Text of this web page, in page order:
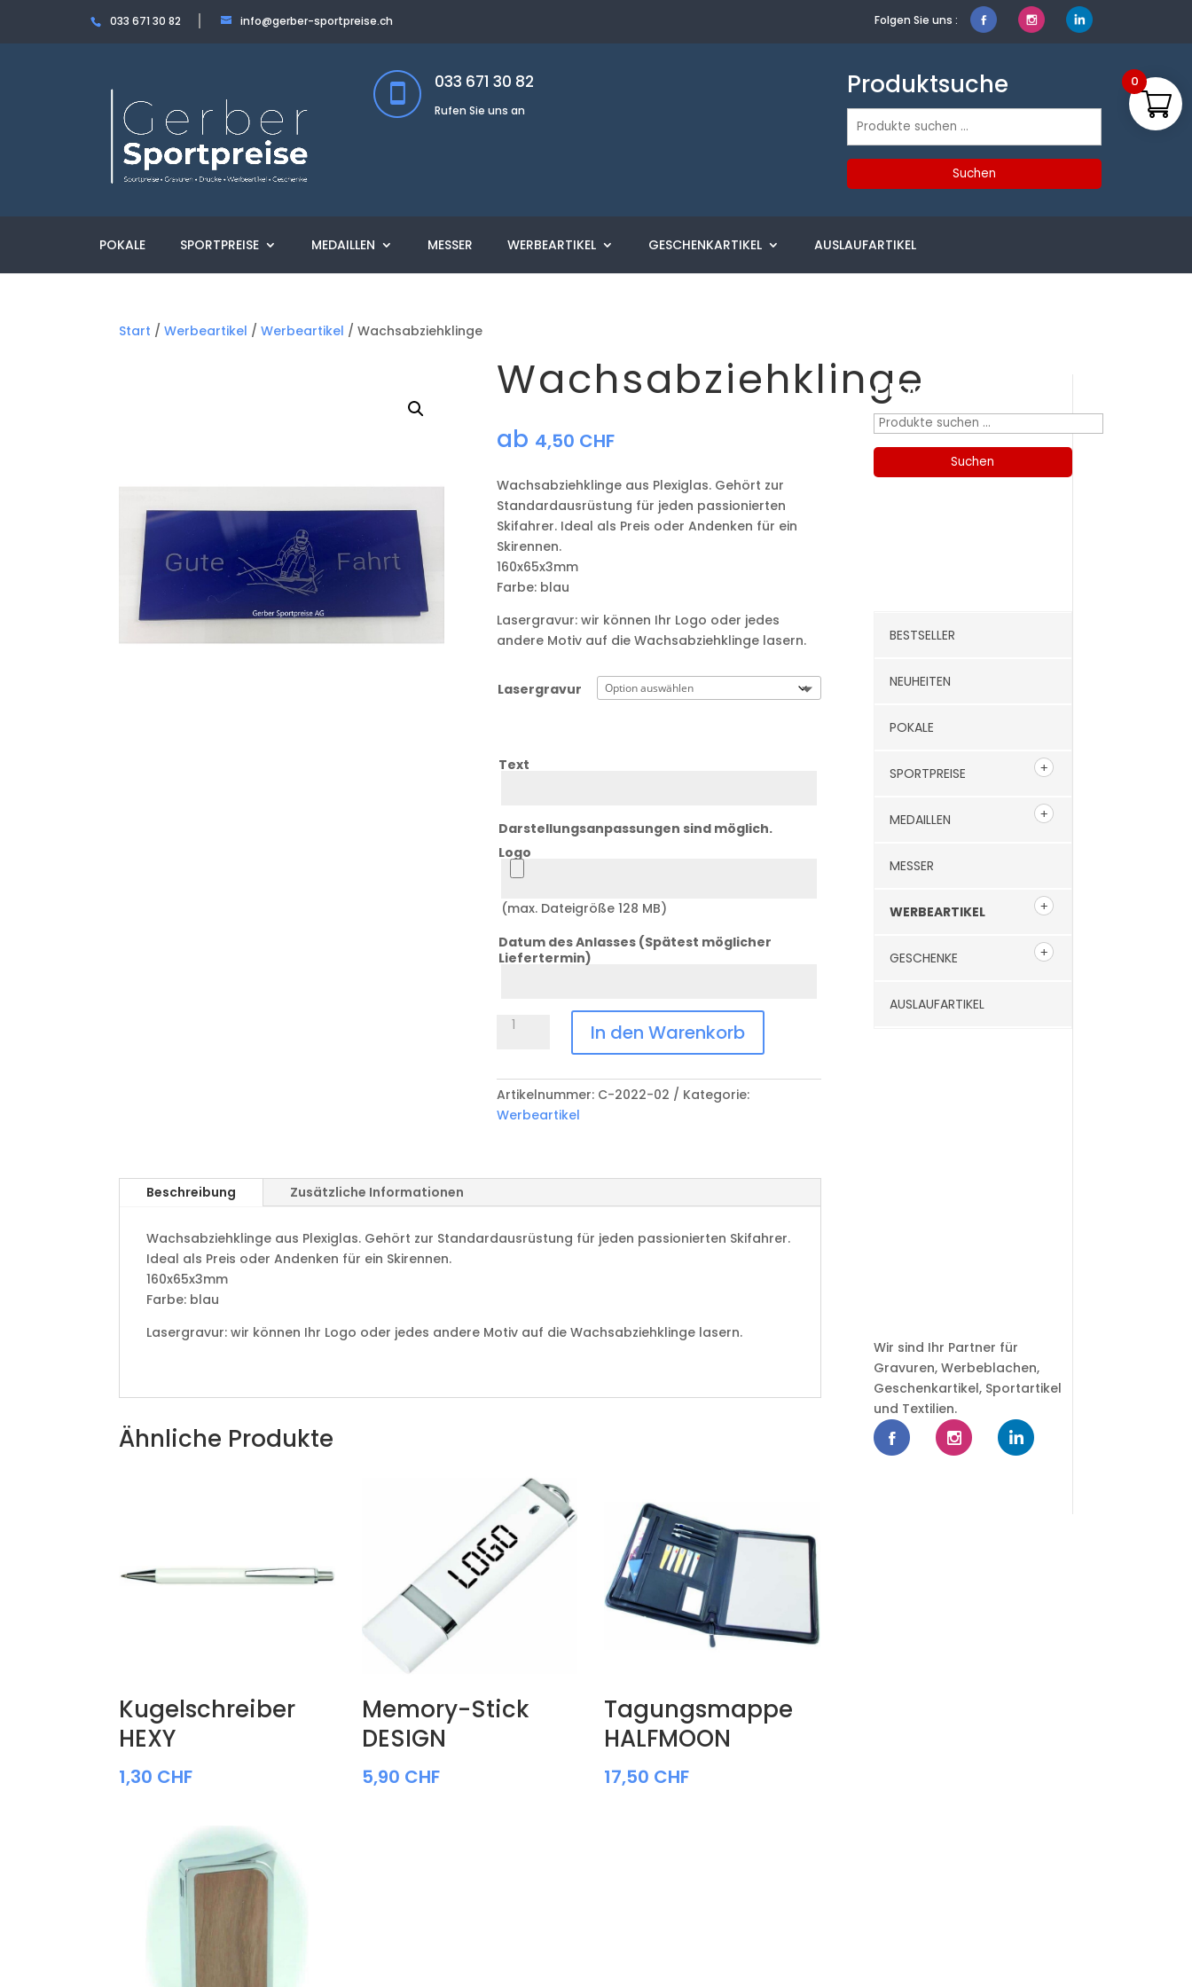
033 671 30 82 info@gerber-sportpreise.ch Folgen Sie uns :
033 671 30 82
Rufen Sie uns an
Produktsuche
Suchen
Suchen
POKALE SPORTPREISE MEDAILLEN MESSER WERBEARTIKEL GESCHENKARTIKEL AUSLAUFARTIKEL
Start /Werbeartikel /Werbeartikel / Wachsabziehklinge
Wachsabziehklinge
ab 4,50 CHF
Wachsabziehklinge aus Plexiglas. Gehört zur
Standardausrüstung für jeden passionierten
Skifahrer. Ideal als Preis oder Andenken für ein
Skirennen.
160x65x3mm
Farbe: blau
Lasergravur: wir können Ihr Logo oder jedes
andere Motiv auf die Wachsabziehklinge lasern.
Lasergravur
Text
Darstellungsanpassungen sind möglich.
Logo
Logo
(max. Dateigröße 128 MB)
Datum des Anlasses (Spätest möglicher
Liefertermin)
WachsabziehklingeIn den Warenkorb
Artikelnummer: C-2022-02
Kategorie:
Werbeartikel
Beschreibung Zusätzliche Informationen
Wachsabziehklinge aus Plexiglas. Gehört zur Standardausrüstung für jeden passionierten Skifahrer.
Ideal als Preis oder Andenken für ein Skirennen.
160x65x3mm
Farbe: blau
Lasergravur: wir können Ihr Logo oder jedes andere Motiv auf die Wachsabziehklinge lasern.
Ähnliche Produkte
Kugelschreiber
HEXY
1,30 CHF
Memory-Stick
DESIGN
5,90 CHF
Tagungsmappe
HALFMOON
17,50 CHF
Produktsuche
Suchen
Suchen
BESTSELLER
NEUHEITEN
POKALE
SPORTPREISE
MEDAILLEN
MESSER
WERBEARTIKEL
GESCHENKE
AUSLAUFARTIKEL
Wir sind Ihr Partner für
Gravuren, Werbeblachen,
Geschenkartikel, Sportartikel
und Textilien.
0